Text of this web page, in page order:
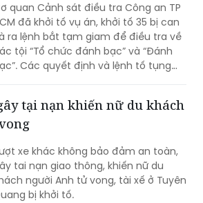
quan Cảnh sát điều tra Công an TP
đã khởi tố vụ án, khởi tố 35 bị can
ra lệnh bắt tạm giam để điều tra về
tội “Tổ chức đánh bạc” và “Đánh
Các quyết định và lệnh tố tụng
tại nạn khiến nữ du khách
xe khác không bảo đảm an toàn,
tai nạn giao thông, khiến nữ du
người Anh tử vong, tài xế ở Tuyên
bị khởi tố.